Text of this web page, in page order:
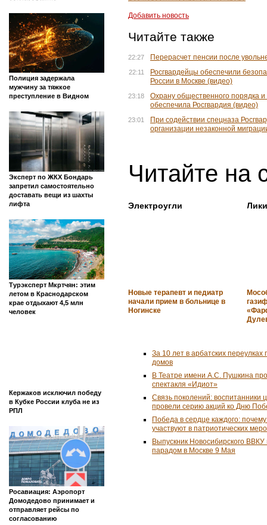
Полиция задержала
мужчину за тяжкое
преступление в Видном
Эксперт по ЖКХ Бондарь
запретил самостоятельно
доставать вещи из шахты
лифта
Турэксперт Мкртчян: этим
летом в Краснодарском
крае отдыхают 4,5 млн
человек
Кержаков исключил победу
в Кубке России клуба не из
РПЛ
Росавиация: Аэропорт
Домодедово принимает и
отправляет рейсы по
согласованию
Добавить новость
Читайте также
22:27 Перерасчет пенсии после
22:11
Росгвардейцы обеспечили
России в Москве (видео)
23:18
Охрану общественного порядка
обеспечила Росгвардия (видео)
23:01
При содействии спецназа
организации незаконной
Читайте на
Электроугли
Новые терапевт и педиатр
начали прием в больнице в
Ногинске
За 10 лет в арбатских переулках
домов
В Театре имени А.С. Пушкина
спектакля «Идиот»
Связь поколений: воспитанники
провели серию акций ко Дню
Победа в сердце каждого:
участвуют в патриотических
Выпускник Новосибирского
парадом в Москве 9 Мая